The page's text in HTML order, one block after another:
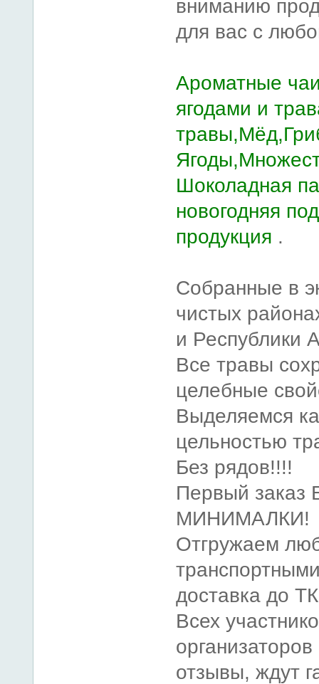
вниманию
для вас с
Ароматные
ягодами и
Шоколадная
новогодняя
продукция .
Собранные в
чистых
и Республики
Все травы
целебные
Выделяемся
цельностью
Без рядов!!!!
Первый заказ
МИНИМАЛКИ!
Отгружаем
доставка до
Всех
отзывы, ждут